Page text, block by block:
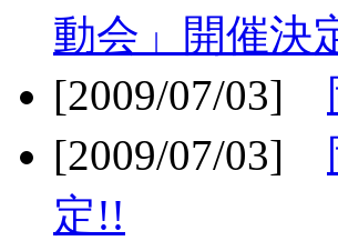
動会」開催決
[2009/07/03]
[2009/07/03]
定!!